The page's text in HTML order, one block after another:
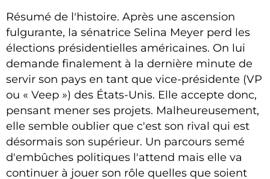
Résumé de l'histoire. Après une ascension
fulgurante, la sénatrice Selina Meyer perd les
élections présidentielles américaines. On lui
demande finalement à la dernière minute de
servir son pays en tant que vice-présidente (VP
ou « Veep ») des États-Unis. Elle accepte donc,
pensant mener ses projets. Malheureusement,
elle semble oublier que c'est son rival qui est
désormais son supérieur. Un parcours semé
d'embûches politiques l'attend mais elle va
continuer à jouer son rôle quelles que soient